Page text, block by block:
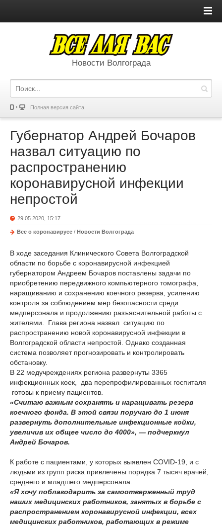
Новости Волгограда
Полная версия сайта
Губернатор Андрей Бочаров
назвал ситуацию по
распространению
коронавирусной инфекции
непростой
29.05.2020, 15:17
Все о коронавирусе / Новости Волгограда
В ходе заседания Клинического Совета Волгоградской
области по борьбе с коронавирусной инфекцией
губернатором Андреем Бочаров поставлены задачи по
приобретению передвижного компьютерного томографа,
наращиванию и сохранению коечного резерва, усилению
контроля за соблюдением мер безопасности среди
медперсонала и продолжению разъяснительной работы с
жителями. Глава региона назвал ситуацию по
распространению новой коронавирусной инфекции в
Волгоградской области непростой. Однако созданная
система позволяет прогнозировать и контролировать
обстановку.
В 22 медучреждениях региона развернуты 3365
инфекционных коек, два перепрофилированных госпиталя
готовы к приему пациентов.
«Считаю важным сохранять и наращивать резерв
коечного фонда. В этой связи поручаю до 1 июня
развернуть дополнительные инфекционные койки,
увеличив их общее число до 4000», — подчеркнул
Андрей Бочаров.
К работе с пациентами, у которых выявлен COVID-19, и с
людьми из групп риска привлечены порядка 7 тысяч врачей,
среднего и младшего медперсонала.
«Я хочу поблагодарить за самоотверженный труд
наших медицинских работников, занятых в борьбе с
распространением коронавирусной инфекции, всех
медицинских работников, работающих в режиме